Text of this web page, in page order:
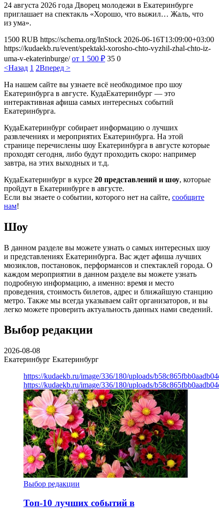
24 августа 2026 года Дворец молодежи в Екатеринбурге
приглашает на спектакль «Хорошо, что выжил… Жаль, что
из ума».
1500 RUB https://schema.org/InStock 2026-06-16T13:09:00+03:00
https://kudaekb.ru/event/spektakl-xorosho-chto-vyzhil-zhal-chto-iz-
uma-v-ekaterinburge/ от 1 500 ₽ 35 0
<Назад 1 2Вперед >
На нашем сайте вы узнаете всё необходимое про шоу
Екатеринбурга в августе. КудаЕкатеринбург — это
интерактивная афиша самых интересных событий
Екатеринбурга.
КудаЕкатеринбург собирает информацию о лучших
развлечениях и мероприятих Екатеринбурга. На этой
странице перечислены шоу Екатеринбурга в августе которые
проходят сегодня, либо будут проходить скоро: например
завтра, на этих выходных и т.д.
КудаЕкатеринбург в курсе 20 представлений и шоу, которые
пройдут в Екатеринбурге в августе.
Если вы знаете о событии, которого нет на сайте, сообщите
нам!
Шоу
В данном разделе вы можете узнать о самых интересных шоу
и представлениях Екатеринбурга. Вас ждет афиша лучших
мюзиклов, постановок, перформансов и спектаклей города. О
каждом мероприятии в данном разделе вы можете узнать
подробную информацию, а именно: время и место
проведения, стоимость билетов, адрес и ближайшую станцию
метро. Также мы всегда указываем сайт организаторов, и вы
легко можете проверить актуальность данных нами сведений.
Выбор редакции
2026-08-08
Екатеринбург Екатеринбург
https://kudaekb.ru/image/336/180/uploads/
https://kudaekb.ru/image/336/180/uploads/
Выбор редакции
Топ-10 лучших событий в